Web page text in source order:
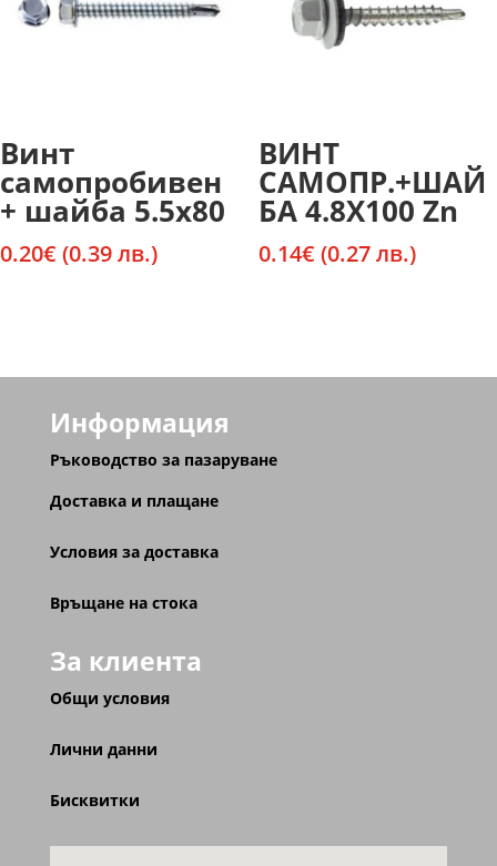
Винт
самопробивен
+ шайба 5.5х80
0.20€ (0.39 лв.)
ВИНТ
САМОПР.+ШАЙ
БА 4.8Х100 Zn
0.14€ (0.27 лв.)
Информация
Ръководство за пазаруване
Доставка и плащане
Условия за доставка
Връщане на стока
За клиента
Общи условия
Лични данни
Бисквитки